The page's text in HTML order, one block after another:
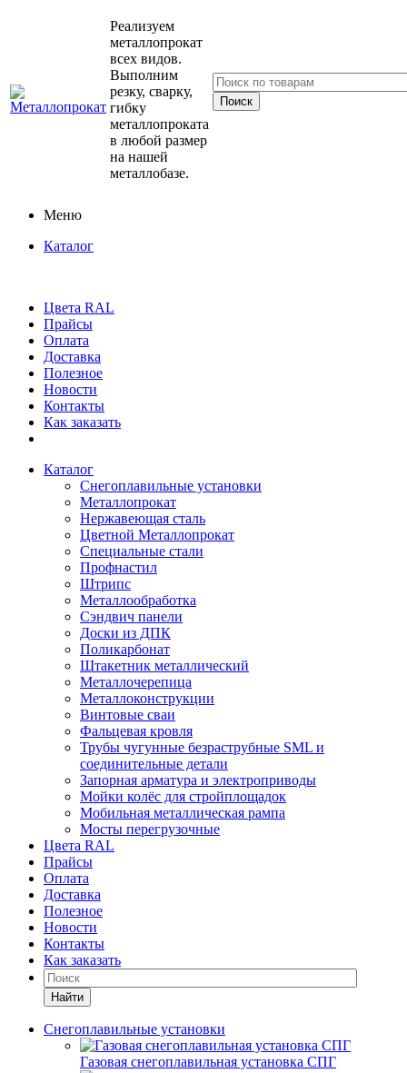
Реализуем
металлопрокат
всех видов.
Выполним
резку, сварку,
гибку
металлопроката
в любой размер
на нашей
металлобазе.
Меню
Каталог
Цвета RAL
Прайсы
Оплата
Доставка
Полезное
Новости
Контакты
Как заказать
Каталог
Снегоплавильные установки
Металлопрокат
Нержавеющая сталь
Цветной Металлопрокат
Специальные стали
Профнастил
Штрипс
Металлообработка
Сэндвич панели
Доски из ДПК
Поликарбонат
Штакетник металлический
Металлочерепица
Металлоконструкции
Винтовые сваи
Фальцевая кровля
Трубы чугунные безраструбные SML и
соединительные детали
Запорная арматура и электроприводы
Мойки колёс для стройплощадок
Мобильная металлическая рампа
Мосты перегрузочные
Цвета RAL
Прайсы
Оплата
Доставка
Полезное
Новости
Контакты
Как заказать
Найти
Снегоплавильные установки
Газовая снегоплавильная установка СПГ